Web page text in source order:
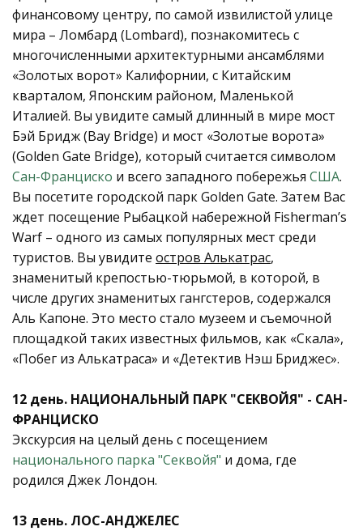
финансовому центру, по самой извилистой улице
мира – Ломбард (Lombard), познакомитесь с
многочисленными архитектурными ансамблями
«Золотых ворот» Калифорнии, с Китайским
кварталом, Японским районом, Маленькой
Италией. Вы увидите самый длинный в мире мост
Бэй Бридж (Bay Bridge) и мост «Золотые ворота»
(Golden Gate Bridge), который считается символом
Сан-Франциско и всего западного побережья США.
Вы посетите городской парк Golden Gate. Затем Вас
ждет посещение Рыбацкой набережной Fisherman’s
Warf – одного из самых популярных мест среди
туристов. Вы увидите остров Алькатрас,
знаменитый крепостью-тюрьмой, в которой, в
числе других знаменитых гангстеров, содержался
Аль Капоне. Это место стало музеем и съемочной
площадкой таких известных фильмов, как «Скала»,
«Побег из Алькатраса» и «Детектив Нэш Бриджес».
12 день. НАЦИОНАЛЬНЫЙ ПАРК "СЕКВОЙЯ" - САН-
ФРАНЦИСКО
Экскурсия на целый день с посещением
национального парка "Cеквойя" и дома, где
родился Джек Лондон.
13 день. ЛОС-АНДЖЕЛЕС